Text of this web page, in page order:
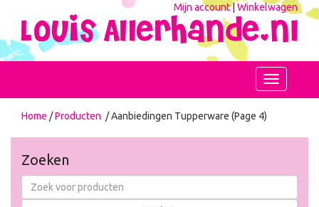
Mijn account|Winkelwagen
Toggle
navigation
Home /Producten / Aanbiedingen Tupperware (Page 4)
Zoeken